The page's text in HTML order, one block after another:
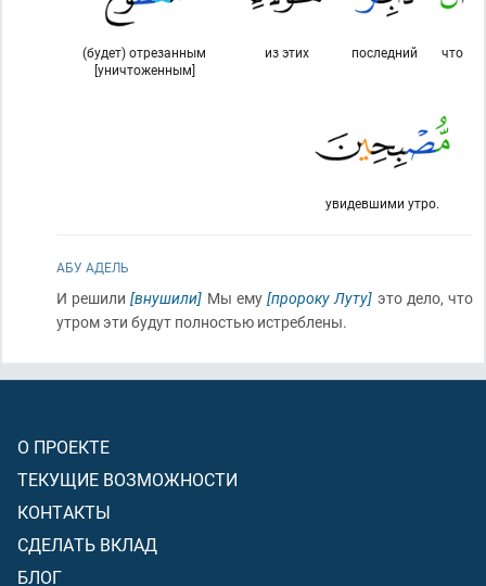
что
последний
из этих
(будет) отрезанным
[уничтоженным]
увидевшими утро.
АБУ АДЕЛЬ
И решили[внушили] Мы ему[пророку Луту] это дело, что
утром эти будут полностью истреблены.
О ПРОЕКТЕ
ТЕКУЩИЕ ВОЗМОЖНОСТИ
КОНТАКТЫ
СДЕЛАТЬ ВКЛАД
БЛОГ